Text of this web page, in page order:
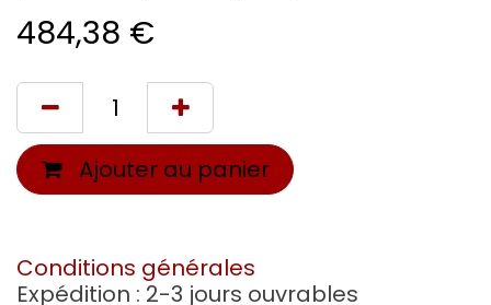
484,38 €
Ajouter au panier
Conditions générales
Expédition : 2-3 jours ouvrables